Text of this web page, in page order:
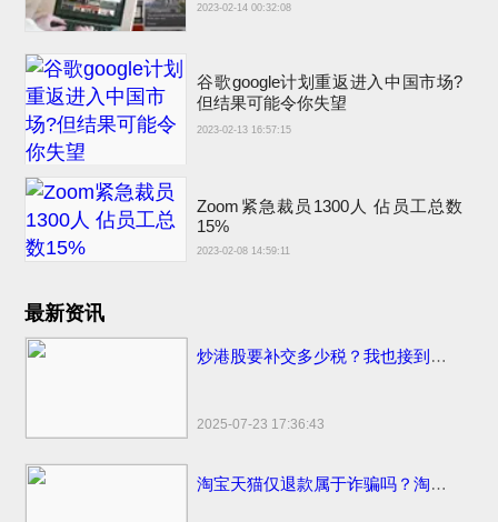
2023-02-14 00:32:08
谷歌google计划重返进入中国市场?
但结果可能令你失望
2023-02-13 16:57:15
Zoom紧急裁员1300人 佔员工总数
15%
2023-02-08 14:59:11
最新资讯
炒港股要补交多少税？我也接到催交补税特别行动的电话了
2025-07-23 17:36:43
淘宝天猫仅退款属于诈骗吗？淘宝天猫开始部分取消仅退款